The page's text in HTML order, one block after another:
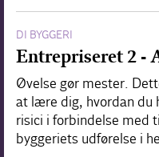
DI BYGGERI
Entrepriseret 2 -
Øvelse gør mester.
at lære dig, hvordan du
risici i forbindelse med
byggeriets udførelse i